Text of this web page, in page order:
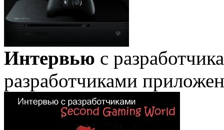
Интервью с
разработчиками